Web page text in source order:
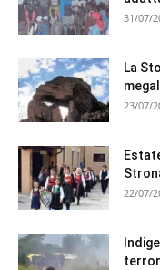
31/07/
La
23/07/
22/07/